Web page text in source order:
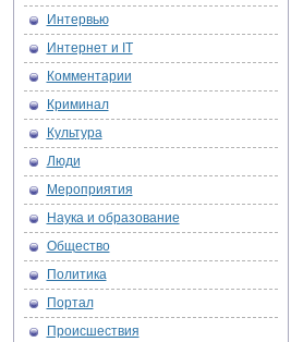
Интервью
Интернет и IT
Комментарии
Криминал
Культура
Люди
Мероприятия
Наука и образование
Общество
Политика
Портал
Происшествия